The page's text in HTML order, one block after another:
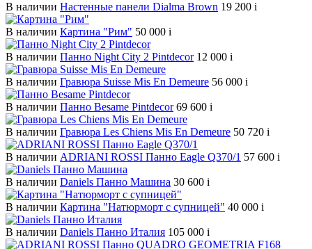
В наличии Настенные панели Dialma Brown 19 200 i
В наличии Картина "Рим" 50 000 i
В наличии Панно Night City 2 Pintdecor 12 000 i
В наличии Гравюра Suisse Mis En Demeure 56 000 i
В наличии Панно Besame Pintdecor 69 600 i
В наличии Гравюра Les Chiens Mis En Demeure 50 720 i
В наличии ADRIANI ROSSI Панно Eagle Q370/1 57 600 i
В наличии Daniels Панно Машина 30 600 i
В наличии Картина "Натюрморт с супницей" 40 000 i
В наличии Daniels Панно Италия 105 000 i